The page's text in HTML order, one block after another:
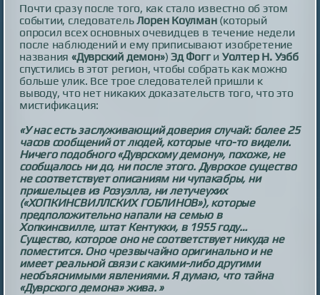
Почти сразу после того, как стало известно об этом
событии, следовательЛорен Коулман(который
опросил всех основных очевидцев в течение недели
после наблюдений и ему приписывают изобретение
названия«Дуврский демон»)Эд Фогги Уолтер Н. Уэбб
спустились в этот регион, чтобы собрать как можно
больше улик. Все трое следователей пришли к
выводу, что нет никаких доказательств того, что это
мистификация:
«У нас есть заслуживающий доверия случай: более 25
часов сообщений от людей, которые что-то видели.
Ничего подобного «Дуврскому демону», похоже, не
сообщалось ни до, ни после этого. Дуврское существо
не соответствует описаниям ни чупакабры, ни
пришельцев из Розуэлла, ни летучеухих
(«ХОПКИНСВИЛЛСКИХ ГОБЛИНОВ»), которые
предположительно напали на семью в
Хопкинсвилле, штат Кентукки, в 1955 году…
Существо, которое оно не соответствует никуда не
поместится. Оно чрезвычайно оригинально и не
имеет реальной связи с какими-либо другими
необъяснимыми явлениями. Я думаю, что тайна
«Дуврского демона» жива. »